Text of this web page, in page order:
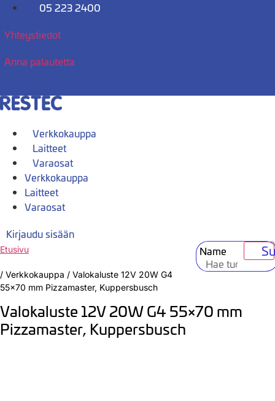
Mene
05 223 2400
Yhteystiedot
Anna palautetta
Verkkokauppa
Laitteet
Varaosat
Verkkokauppa
Laitteet
Varaosat
Kirjaudu sisään
Name
Etusivu
/ Verkkokauppa / Valokaluste 12V 20W G4
55×70 mm Pizzamaster, Kuppersbusch
Valokaluste 12V 20W G4 55×70 mm
Pizzamaster, Kuppersbusch